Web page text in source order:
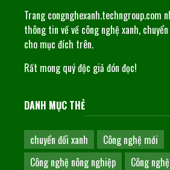
Trang congnghexanh.techngroup.com
thông tin về về công nghệ xanh,
cho mục đích trên.
Rất mong quý độc giả đón đọc!
DANH MỤC THẺ
chuyển đổi xanh
Công nghệ mới
Công nghệ nông nghiệp
Công